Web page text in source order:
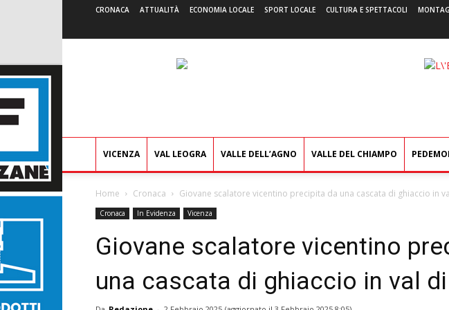
CRONACA ATTUALITÀ ECONOMIA LOCALE SPORT LOCALE CULTURA E SPETTACOLI
VICENZA VAL LEOGRA VALLE DELL’AGNO VALLE DEL CHIAMPO
Home Cronaca Giovane scalatore vicentino precipita da una cascata di ghiaccio in
Cronaca In Evidenza Vicenza
Giovane scalatore vicentino
una cascata di ghiaccio in val